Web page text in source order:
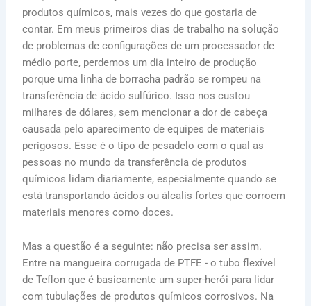
produtos químicos, mais vezes do que gostaria de
contar. Em meus primeiros dias de trabalho na solução
de problemas de configurações de um processador de
médio porte, perdemos um dia inteiro de produção
porque uma linha de borracha padrão se rompeu na
transferência de ácido sulfúrico. Isso nos custou
milhares de dólares, sem mencionar a dor de cabeça
causada pelo aparecimento de equipes de materiais
perigosos. Esse é o tipo de pesadelo com o qual as
pessoas no mundo da transferência de produtos
químicos lidam diariamente, especialmente quando se
está transportando ácidos ou álcalis fortes que corroem
materiais menores como doces.
Mas a questão é a seguinte: não precisa ser assim.
Entre na mangueira corrugada de PTFE - o tubo flexível
de Teflon que é basicamente um super-herói para lidar
com tubulações de produtos químicos corrosivos. Na